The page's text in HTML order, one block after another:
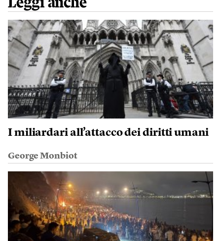
I miliardari all’attacco dei diritti umani
George Monbiot